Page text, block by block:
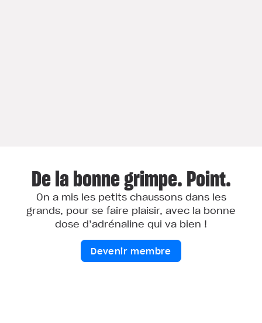
De la bonne grimpe. Point.
On a mis les petits chaussons dans les
grands, pour se faire plaisir, avec la bonne
dose d’adrénaline qui va bien !
Devenir membre